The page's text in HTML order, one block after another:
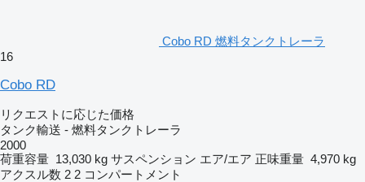
Cobo RD 燃料タンクトレーラ
16
Cobo RD
リクエストに応じた価格
タンク輸送 - 燃料タンクトレーラ
2000
荷重容量 13,030 kg サスペンション エア/エア 正味重量 4,970 kg
アクスル数 2 2 コンパートメント